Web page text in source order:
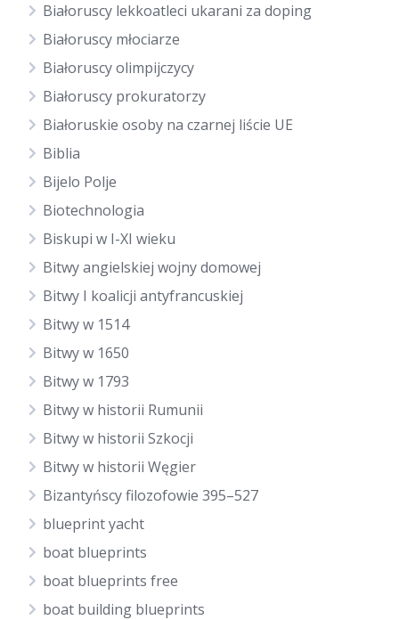
Białoruscy lekkoatleci ukarani za doping
Białoruscy młociarze
Białoruscy olimpijczycy
Białoruscy prokuratorzy
Białoruskie osoby na czarnej liście UE
Biblia
Bijelo Polje
Biotechnologia
Biskupi w I-XI wieku
Bitwy angielskiej wojny domowej
Bitwy I koalicji antyfrancuskiej
Bitwy w 1514
Bitwy w 1650
Bitwy w 1793
Bitwy w historii Rumunii
Bitwy w historii Szkocji
Bitwy w historii Węgier
Bizantyńscy filozofowie 395–527
blueprint yacht
boat blueprints
boat blueprints free
boat building blueprints